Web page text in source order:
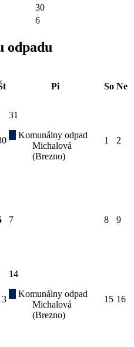
30
6
odpadu
Pi So Ne
31
Komunálny odpad
Michalová
(Brezno)
1 2
7 8 9
14
Komunálny odpad
Michalová
(Brezno)
15 16